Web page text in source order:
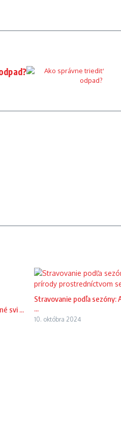
svi ...
Stravovanie podľa sezóny:
...
10. októbra 2024